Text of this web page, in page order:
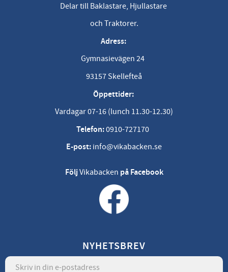
Delar till Baklastare, Hjullastare
och Traktorer.
Adress:
Gymnasievägen 24
93157 Skellefteå
Öppettider:
Vardagar 07-16 (lunch 11.30-12.30)
Telefon:0910-727170
E-post: info@vikabacken.se
FöljVikabacken på Facebook
NYHETSBREV